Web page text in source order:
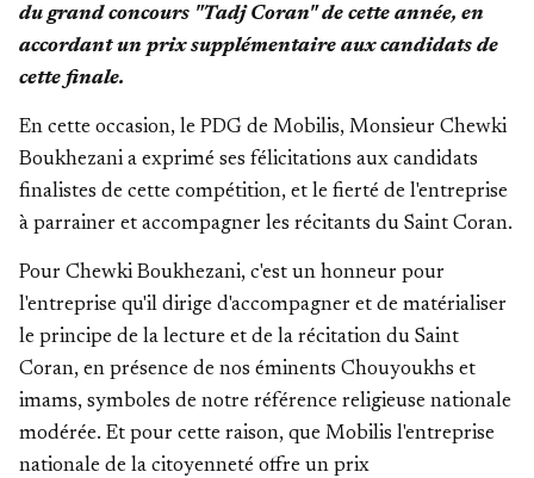
du grand concours "Tadj Coran" de cette année, en
accordant un prix supplémentaire aux candidats de
cette finale.
En cette occasion, le PDG de Mobilis, Monsieur Chewki
Boukhezani a exprimé ses félicitations aux candidats
finalistes de cette compétition, et le fierté de l'entreprise
à parrainer et accompagner les récitants du Saint Coran.
Pour Chewki Boukhezani, c'est un honneur pour
l'entreprise qu'il dirige d'accompagner et de matérialiser
le principe de la lecture et de la récitation du Saint
Coran, en présence de nos éminents Chouyoukhs et
imams, symboles de notre référence religieuse nationale
modérée. Et pour cette raison, que Mobilis l'entreprise
nationale de la citoyenneté offre un prix